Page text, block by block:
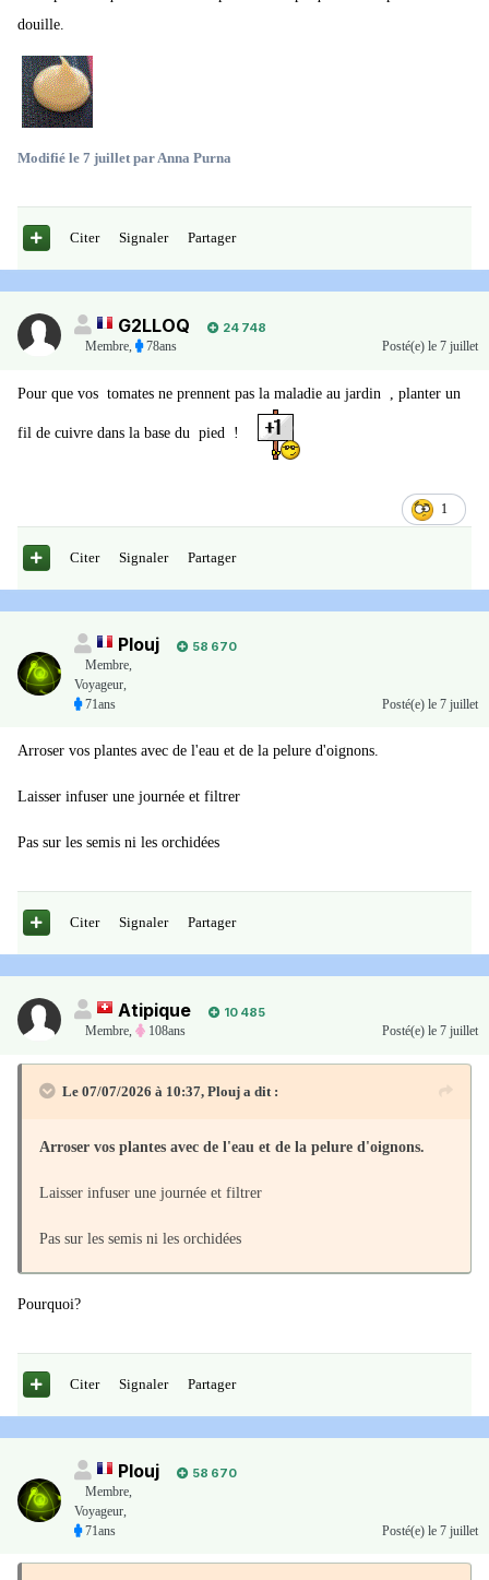
douille.
Modifié le 7 juillet par Anna Purna
Citer Signaler Partager
G2LLOQ
24 748
Membre
78ans Posté(e) le 7 juillet
Pour que vos tomates ne prennent pas la maladie au jardin , planter un
fil de cuivre dans la base du pied !
1
Citer Signaler Partager
Plouj
58 670
Membre,
Voyageur,
71ans
Posté(e) le 7 juillet
Arroser vos plantes avec de l'eau et de la pelure d'oignons.
Laisser infuser une journée et filtrer
Pas sur les semis ni les orchidées
Citer Signaler Partager
Atipique
10 485
Membre, 108ans Posté(e) le 7 juillet
Le 07/07/2026 à 10:37, Plouj a dit :
Arroser vos plantes avec de l'eau et de la pelure d'oignons.
Laisser infuser une journée et filtrer
Pas sur les semis ni les orchidées
Pourquoi?
Citer Signaler Partager
Plouj
58 670
Membre,
Voyageur,
71ans
Posté(e) le 7 juillet